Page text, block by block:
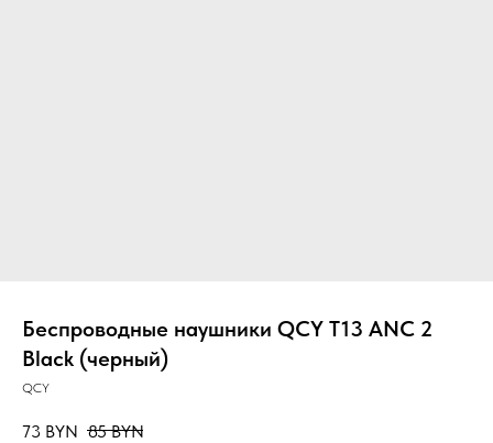
Беспроводные наушники QCY T13 ANC 2
Black (черный)
QCY
73 BYN 85 BYN